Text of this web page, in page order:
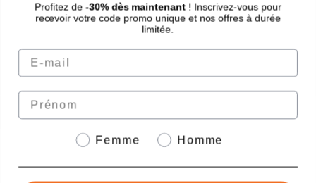
© Sport Nutrition Center 2026 | Paiement sécurisé | *Norme AFNOR NF EN 17444.
Voir fiche produit.
eafit.com|granions.fr|punch-power.com
Paiement sécurisé avec
Profitez de -30% dès maintenant ! Inscrivez-vous pour
recevoir votre code promo unique et nos offres à durée
limitée.
Email
Prénom
GenreFemme Homme